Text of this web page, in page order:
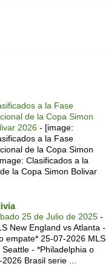
a la Fase
de la Copa Simon
2026 - [image:
a la Fase
de la Copa Simon
Clasificados a la
la Copa Simon Bolivar
25 de Julio de 2025 -
New England vs Atlanta -
empate* 25-07-2026 MLS
- *Philadelphia o
Brasil serie ...